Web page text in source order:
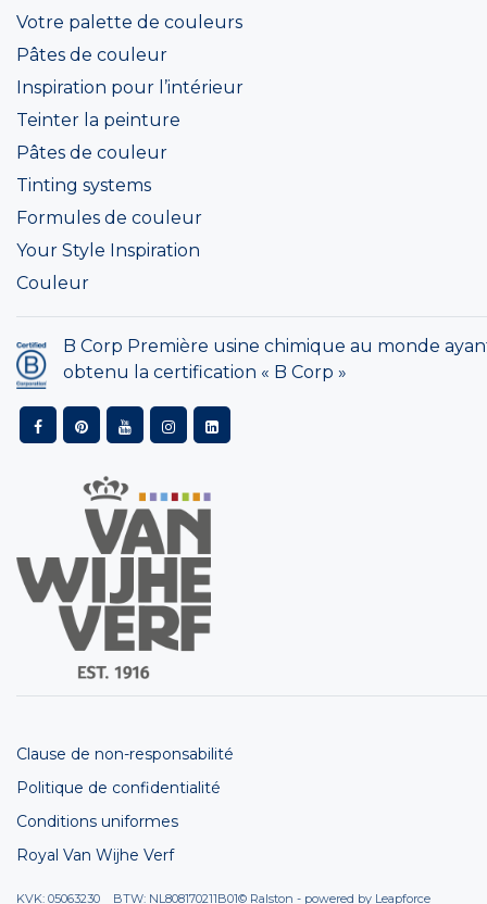
Votre palette de couleurs
Pâtes de couleur
Inspiration pour l’intérieur
Teinter la peinture
Pâtes de couleur
Tinting systems
Formules de couleur
Your Style Inspiration
Couleur
B Corp Première usine chimique au monde
obtenu la certification « B Corp »
Clause de non-responsabilité
Politique de confidentialité
Conditions uniformes
Royal Van Wijhe Verf
KVK: 05063230 BTW: NL808170211B01© Ralston - powered by Leapforce